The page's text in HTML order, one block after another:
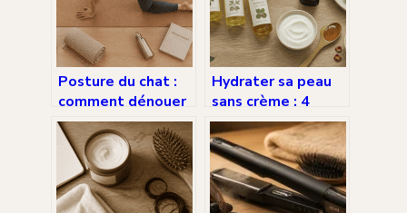
Posture du chat :
comment dénouer
ses vertèbres,
soulager son dos
et retrouver une
mobilité naturelle
?
Hydrater sa peau
sans crème : 4
alternatives
naturelles et les
gestes qui sauvent